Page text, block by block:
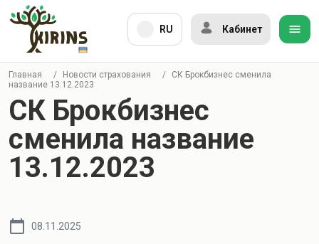
RU Кабинет
Главная / Новости страхования /
СК Брокбизнес сменила
название 13.12.2023
СК Брокбизнес
сменила название
13.12.2023
08.11.2025